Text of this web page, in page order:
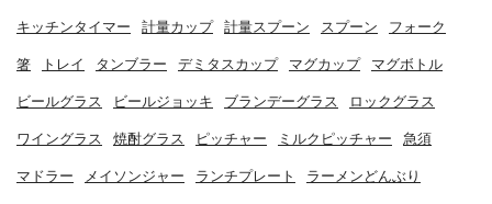
キッチンタイマー 計量カップ 計量スプーン スプーン フォーク
箸 トレイ タンブラー デミタスカップ マグカップ マグボトル
ビールグラス ビールジョッキ ブランデーグラス ロックグラス
ワイングラス 焼酎グラス ピッチャー ミルクピッチャー 急須
マドラー メイソンジャー ランチプレート ラーメンどんぶり